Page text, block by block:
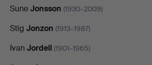
SuneJonsson (1930–2009)
Stig Jonzon (1913–1987)
Ivan Jordell (1901–1965)